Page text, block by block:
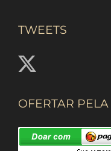
TWEETS
OFERTAR